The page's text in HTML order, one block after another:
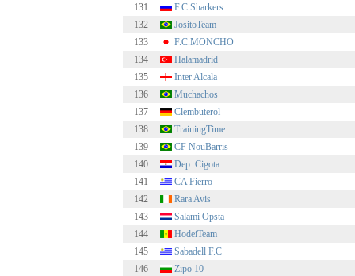
131
F.C.Sharkers
132
JositoTeam
133
F.C.MONCHO
134
Halamadrid
135
Inter Alcala
136
Muchachos
137
Clembuterol
138
TrainingTime
139
CF NouBarris
140
Dep. Cigota
141
CA Fierro
142
Rara Avis
143
Salami Opsta
144
HodeiTeam
145
Sabadell F.C
146
Zipo 10